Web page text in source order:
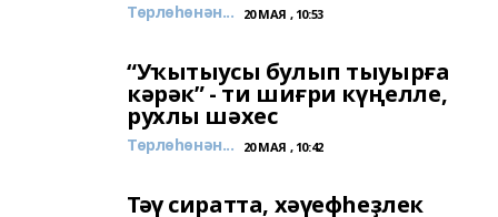
Төрлөһөнән... 20 МАЯ , 10:53
“Уҡытыусы булып тыуырға
кәрәк” - ти шиғри күңелле,
рухлы шәхес
Төрлөһөнән... 20 МАЯ , 10:42
Тәү сиратта, хәүефһеҙлек